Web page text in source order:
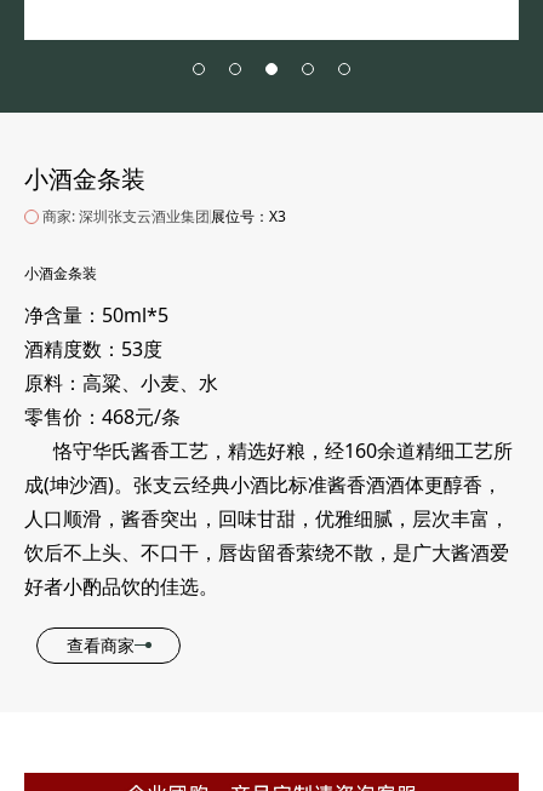
小酒金条装
商家: 深圳张支云酒业集团展位号：X3
小酒金条装
净含量： 50ml*5
酒精度数： 53度
原料： 高粱、小麦、水
零售价： 468元/条
恪守华氏酱香工艺，精选好粮，经160余道精细工艺所
成(坤沙酒)。张支云经典小酒比标准酱香酒酒体更醇香，
人口顺滑，酱香突出，回味甘甜，优雅细腻，层次丰富，
饮后不上头、不口干，唇齿留香萦绕不散，是广大酱酒爱
好者小酌品饮的佳选。
查看商家